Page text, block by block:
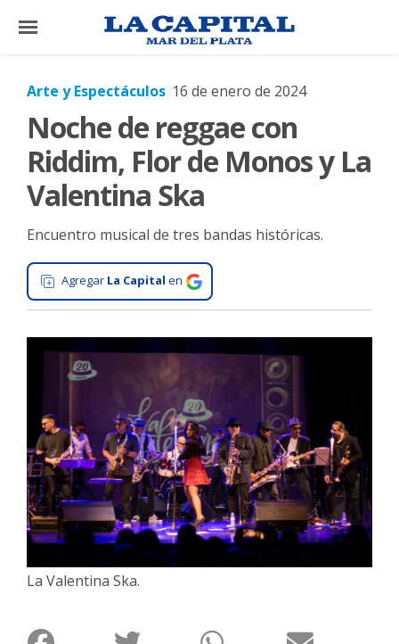
×
El
País
El
Mundo
La
Cultura
Gastronomía
Interés
General
La
Ciudad
Deportes
Arte
y
Policiales
Arte y Espectáculos 16 de enero de 2024
Noche de reggae con
Riddim, Flor de Monos y La
Valentina Ska
Encuentro musical de tres bandas históricas.
Agregar La Capital en
La Valentina Ska.